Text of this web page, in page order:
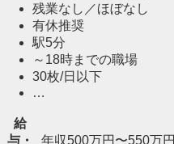
残業なし／ほぼなし
有休推奨
駅5分
～18時までの職場
30枚/日以下
…
給
与・
年収500万円〜550万円